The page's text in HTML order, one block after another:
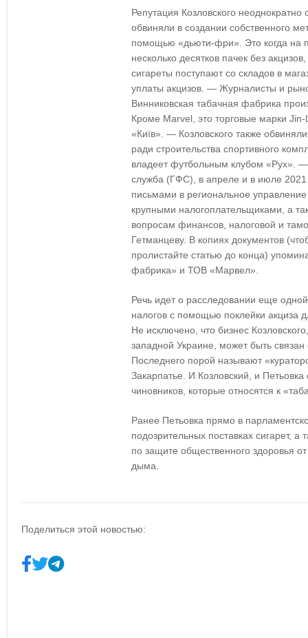
Репутация Козловского
обвиняли в создании собственного
помощью «дьюти-фри». Это когда на
несколько десятков пачек без
сигареты поступают со складов в
уплаты акцизов. — Журналисты и
Винниковская табачная фабрика
Кроме Marvel, это торговые марки
«Київ». — Козловского также
ради строительства спортивного
владеет футбольным клубом «Рух».
служба (ГФС), в апреле и в июле
письмами в региональное
крупными налогоплательщиками, а
вопросам финансов, налоговой и
Гетманцеву. В копиях документов
пролистайте статью до конца)
фабрика» и ТОВ «Марвел».
Речь идет о расследовании еще
налогов с помощью поклейки акциза
Не исключено, что бизнес
западной Украине, может быть
Последнего порой называют
Закарпатье. И Козловский, и
чиновников, которые относятся к
Ранее Петьовка прямо в
подозрительных поставках сигарет, а
по защите общественного здоровья
дыма.
Поделиться этой новостью: